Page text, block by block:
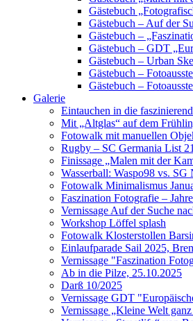
Gästebuch
Gästebuch – Auf der
Gästebuch –
Gästebuch – GDT
Gästebuch – Urban
Gästebuch –
Gästebuch –
Galerie
Eintauchen in die
Mit „Altglas“ auf dem
Fotowalk mit manuellen
Rugby – SC Germania List
Finissage „Malen mit der
Wasserball: Waspo98 vs.
Fotowalk Minimalismus
Faszination Fotografie –
Vernissage Auf der Suche
Workshop Löffel splash
Fotowalk Klosterstollen
Einlaufparade Sail 2025,
Vernissage "Faszination
Ab in die Pilze, 25.10.2025
Darß 10/2025
Vernissage GDT
Vernissage „Kleine Welt